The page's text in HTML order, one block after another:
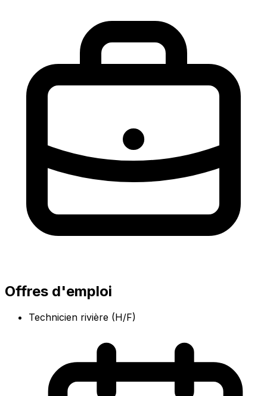
Offres d'emploi
Technicien rivière (H/F)